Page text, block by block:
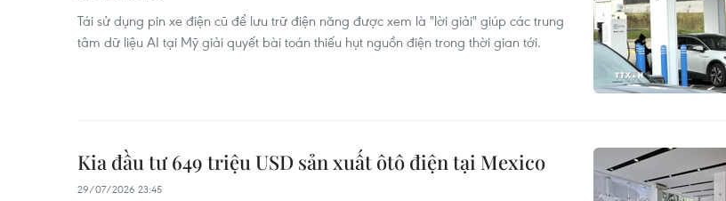
Tái sử dụng pin xe điện cũ để lưu trữ điện năng được xem là "lời giải" giúp các trung
tâm dữ liệu AI tại Mỹ giải quyết bài toán thiếu hụt nguồn điện trong thời gian tới.
Kia đầu tư 649 triệu USD sản xuất ôtô điện tại Mexico
29/07/2026 23:45